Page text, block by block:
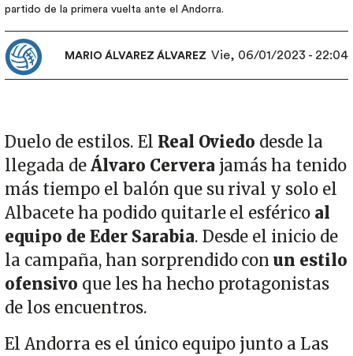
partido de la primera vuelta ante el Andorra.
MARIO ÁLVAREZ ÁLVAREZ Vie, 06/01/2023 - 22:04
Duelo de estilos. El Real Oviedo desde la
llegada deÁlvaro Cervera jamás ha tenido
más tiempo el balón que su rival y solo el
Albacete ha podido quitarle el esférico al
equipo de Eder Sarabia. Desde el inicio de
la campaña, han sorprendido conun estilo
ofensivo que les ha hecho protagonistas
de los encuentros.
El Andorra es el único equipo junto a Las